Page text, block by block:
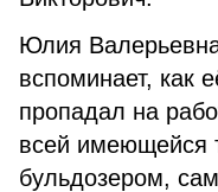
Юлия
вспоминает, как
пропадал на
всей имеющейся
бульдозером,